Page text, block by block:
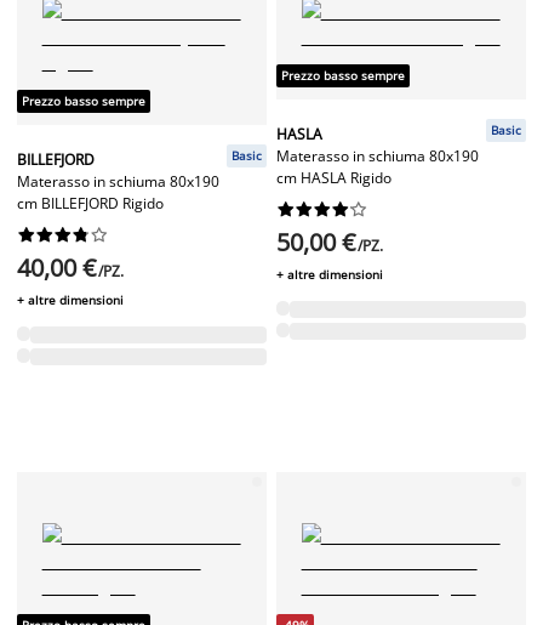
Prezzo basso sempre
BILLEFJORD
Materasso in schiuma 80x190
cm BILLEFJORD Rigido
Basic






40,00 €/PZ.
+ altre dimensioni
Prezzo basso sempre
HASLA
Materasso in schiuma 80x190
cm HASLA Rigido
Basic






50,00 €/PZ.
+ altre dimensioni